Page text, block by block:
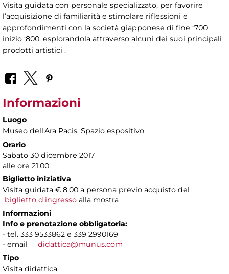
Visita guidata con personale specializzato, per favorire
l’acquisizione di familiarità e stimolare riflessioni e
approfondimenti con la società giapponese di fine ‘700
inizio ‘800, esplorandola attraverso alcuni dei suoi principali
prodotti artistici .
Informazioni
Luogo
Museo dell'Ara Pacis, Spazio espositivo
Orario
Sabato 30 dicembre 2017
alle ore 21.00
Biglietto iniziativa
Visita guidata € 8,00 a persona previo acquisto del
biglietto d'ingresso alla mostra
Informazioni
Info e prenotazione obbligatoria:
- tel. 333 9533862 e 339 2990169
- email didattica@munus.com
Tipo
Visita didattica